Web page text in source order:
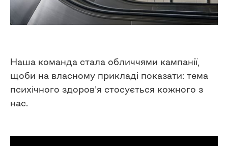
Наша команда стала обличчями кампанії,
щоби на власному прикладі показати: тема
психічного здоров'я стосується кожного з
нас.